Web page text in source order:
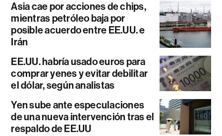
Asia cae por acciones de chips,
mientras petróleo baja por
posible acuerdo entre EE.UU. e
Irán
EE.UU. habría usado euros para
comprar yenes y evitar debilitar
el dólar, según analistas
Yen sube ante especulaciones
de una nueva intervención tras el
respaldo de EE.UU